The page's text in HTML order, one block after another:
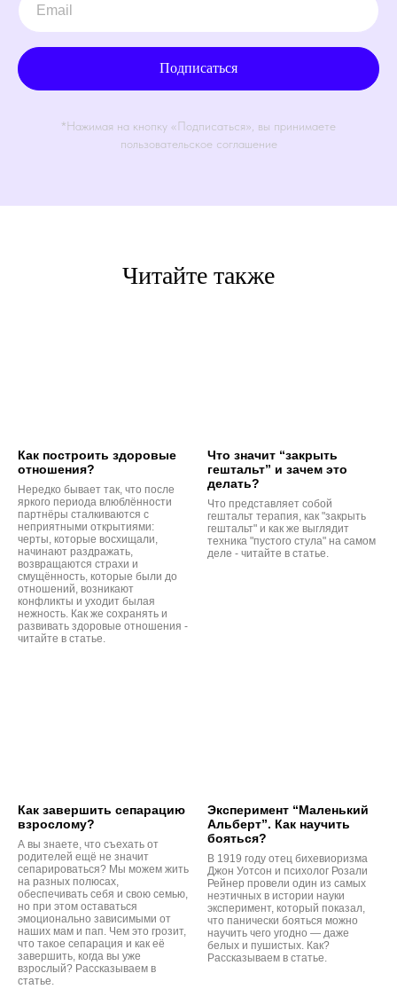
Подписаться
*Нажимая на кнопку «Подписаться», вы принимаете
пользовательское соглашение
Читайте также
Как построить здоровые
отношения?
Нередко бывает так, что после
яркого периода влюблённости
партнёры сталкиваются с
неприятными открытиями:
черты, которые восхищали,
начинают раздражать,
возвращаются страхи и
смущённость, которые были до
отношений, возникают
конфликты и уходит былая
нежность. Как же сохранять и
развивать здоровые отношения -
читайте в статье.
Что значит “закрыть
гештальт” и зачем это
делать?
Что представляет собой
гештальт терапия, как "закрыть
гештальт" и как же выглядит
техника "пустого стула" на самом
деле - читайте в статье.
Как завершить сепарацию
взрослому?
А вы знаете, что съехать от
родителей ещё не значит
сепарироваться? Мы можем жить
на разных полюсах,
обеспечивать себя и свою семью,
но при этом оставаться
эмоционально зависимыми от
наших мам и пап. Чем это грозит,
что такое сепарация и как её
завершить, когда вы уже
взрослый? Рассказываем в
статье.
Эксперимент “Маленький
Альберт”. Как научить
бояться?
В 1919 году отец бихевиоризма
Джон Уотсон и психолог Розали
Рейнер провели один из самых
неэтичных в истории науки
эксперимент, который показал,
что панически бояться можно
научить чего угодно — даже
белых и пушистых. Как?
Рассказываем в статье.